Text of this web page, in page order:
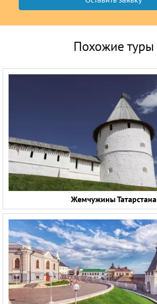
Похожие туры
Жемчужины Татарстана